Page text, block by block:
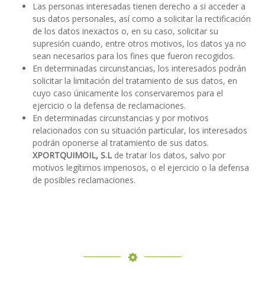
Las personas interesadas tienen derecho a si acceder a
sus datos personales, así como a solicitar la rectificación
de los datos inexactos o, en su caso, solicitar su
supresión cuando, entre otros motivos, los datos ya no
sean necesarios para los fines que fueron recogidos.
En determinadas circunstancias, los interesados podrán
solicitar la limitación del tratamiento de sus datos, en
cuyo caso únicamente los conservaremos para el
ejercicio o la defensa de reclamaciones.
En determinadas circunstancias y por motivos
relacionados con su situación particular, los interesados
podrán oponerse al tratamiento de sus datos.
XPORTQUIMOIL, S.L de tratar los datos, salvo por
motivos legítimos imperiosos, o el ejercicio o la defensa
de posibles reclamaciones.